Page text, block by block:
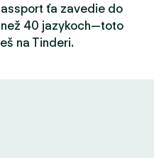
ťa zavedie do
40 jazykoch—toto
na Tinderi.